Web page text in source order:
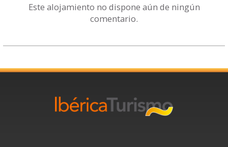
Este alojamiento no dispone aún de ningún
comentario.